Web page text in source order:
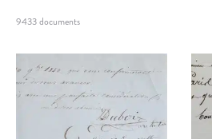
9433 documents